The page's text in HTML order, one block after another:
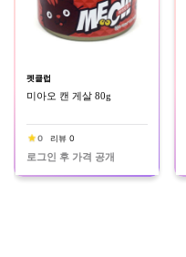
펫클럽
미아오 캔 게살 80g
0 리뷰 0
로그인 후 가격 공개